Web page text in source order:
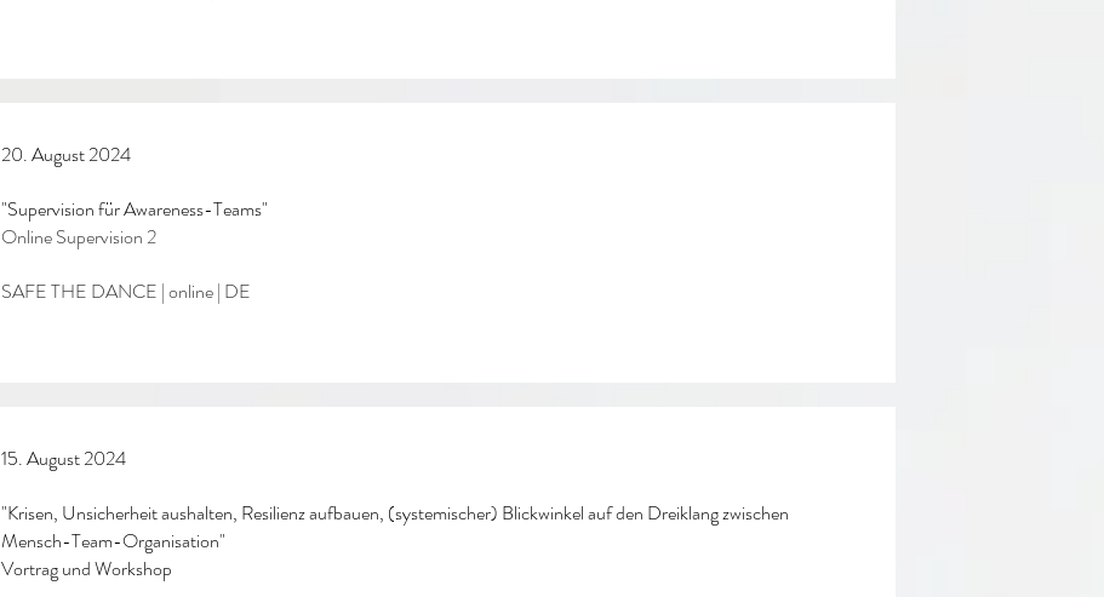
20. August 2024
"Supervision für Awareness-Teams"
Online Supervision 2
SAFE THE DANCE | online | DE
15. August 2024
"Krisen, Unsicherheit aushalten, Resilienz aufbauen, (systemischer) Blickwinkel auf den Dreiklang zwischen
Mensch-Team-Organisation"
Vortrag und Workshop